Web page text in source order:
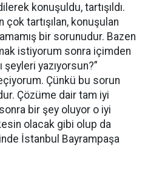
konuşuldu, tartışıldı.
tartışılan, konuşulan
bir sorunudur. Bazen
istiyorum sonra içimden
şeyleri yazıyorsun?”
Çünkü bu sorun
Çözüme dair tam iyi
bir şey oluyor o iyi
olacak gibi olup da
İstanbul Bayrampaşa